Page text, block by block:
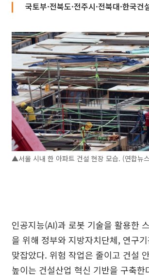
국토부·전북도·전주시·전북대·한국
▲서울 시내 한 아파트 건설 현장 모습. (연합뉴
인공지능(AI)과 로봇 기술을 활용한
을 위해 정부와 지방자치단체, 연구
맞잡았다. 위험 작업은 줄이고 건설
높이는 건설산업 혁신 기반을 구축한